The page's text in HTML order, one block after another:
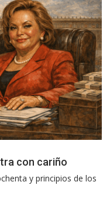
con cariño
y principios de los